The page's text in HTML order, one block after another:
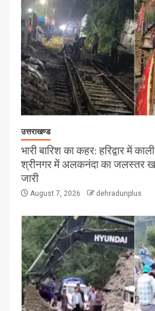
उत्तराखण्ड
भारी बारिश का कहर: हरिद्वार में
श्रीनगर में अलकनंदा का जलस्तर
जारी
August 7, 2026 dehradunplus